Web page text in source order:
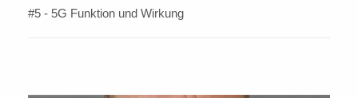
#5 - 5G Funktion und Wirkung